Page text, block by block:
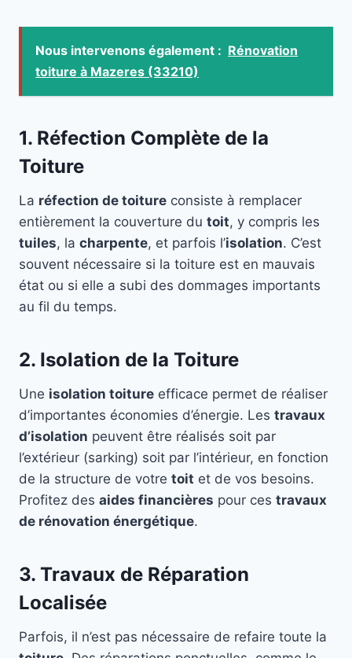
Nous intervenons également : Rénovation
toiture à Mazeres (33210)
1. Réfection Complète de la
Toiture
La réfection de toiture consiste à remplacer
entièrement la couverture du toit, y compris les
tuiles, la charpente, et parfois l’isolation. C’est
souvent nécessaire si la toiture est en mauvais
état ou si elle a subi des dommages importants
au fil du temps.
2. Isolation de la Toiture
Une isolation toiture efficace permet de réaliser
d’importantes économies d’énergie. Les travaux
d’isolation peuvent être réalisés soit par
l’extérieur (sarking) soit par l’intérieur, en fonction
de la structure de votre toit et de vos besoins.
Profitez des aides financières pour ces travaux
de rénovation énergétique.
3. Travaux de Réparation
Localisée
Parfois, il n’est pas nécessaire de refaire toute la